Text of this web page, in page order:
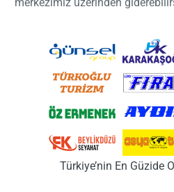
Türkiye’nin En Güzide